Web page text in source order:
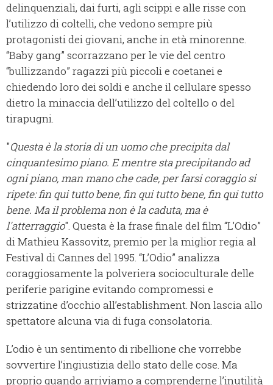
delinquenziali, dai furti, agli scippi e alle risse con
l’utilizzo di coltelli, che vedono sempre più
protagonisti dei giovani, anche in età minorenne.
“Baby gang” scorrazzano per le vie del centro
“bullizzando” ragazzi più piccoli e coetanei e
chiedendo loro dei soldi e anche il cellulare spesso
dietro la minaccia dell’utilizzo del coltello o del
tirapugni.
"Questa è la storia di un uomo che precipita dal
cinquantesimo piano. E mentre sta precipitando ad
ogni piano, man mano che cade, per farsi coraggio si
ripete: fin qui tutto bene, fin qui tutto bene, fin qui tutto
bene. Ma il problema non è la caduta, maè
l'atterraggio". Questa è la frase finale del film “L’Odio”
di Mathieu Kassovitz, premio per la miglior regia al
Festival di Cannes del 1995. “L’Odio” analizza
coraggiosamente la polveriera socioculturale delle
periferie parigine evitando compromessi e
strizzatine d’occhio all’establishment. Non lascia allo
spettatore alcuna via di fuga consolatoria.
L’odio è un sentimento di ribellione che vorrebbe
sovvertire l’ingiustizia dello stato delle cose. Ma
proprio quando arriviamo a comprenderne l’inutilità